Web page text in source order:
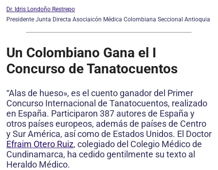
Dr. Idris Londoño Restrepo
Presidente Junta Directa Asociaicón Médica Colombiana Seccional Antioquia
Un Colombiano Gana el I
Concurso de Tanatocuentos
“Alas de hueso», es el cuento ganador del Primer
Concurso Internacional de Tanatocuentos, realizado
en España. Participaron 387 autores de España y
otros países europeos, además de países de Centro
y Sur América, así como de Estados Unidos. El Doctor
Efraim Otero Ruiz, colegiado del Colegio Médico de
Cundinamarca, ha cedido gentilmente su texto al
Heraldo Médico.